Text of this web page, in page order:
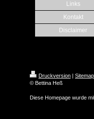
Links
Kontakt
Disclaimer
Druckversion | Sitemap
© Bettina Heß
Diese Homepage wurde